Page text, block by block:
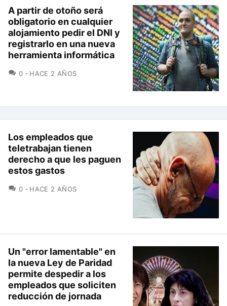
A partir de otoño será
obligatorio en cualquier
alojamiento pedir el DNI y
registrarlo en una nueva
herramienta informática
0 COMENTARIOS
HACE 2 AÑOS
Los empleados que
teletrabajan tienen
derecho a que les paguen
estos gastos
0 COMENTARIOS
HACE 2 AÑOS
Un "error lamentable" en
la nueva Ley de Paridad
permite despedir a los
empleados que soliciten
reducción de jornada